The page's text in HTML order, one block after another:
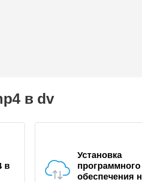
в dv
в
Установка
программного
обеспечения